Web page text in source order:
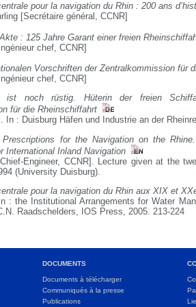
pour la navigation du Rhin : 200 ans
[Secrétaire général, CCNR]
: 125 Jahre Garant einer freien
chef, CCNR]
Vorschriften der Zentralkommission für
chef, CCNR]
ist noch rüstig. Hüterin der freien
für die Rheinschiffahrt
In : Duisburg Häfen und Industrie an der
Prescriptions for the Navigation on the
International Inland Navigation
Engineer, CCNR]. Lecture given at the
(University Duisburg).
pour la navigation du Rhin aux XIX et
: the Institutional Arrangements for Water
Raadschelders, IOS Press, 2005. 213-224
DOCUMENTS
Documents à télécharger
Communiqués à la presse
Publications